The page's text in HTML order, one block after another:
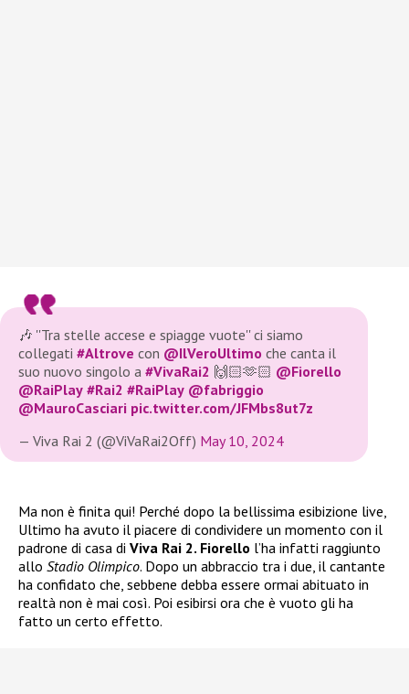
🎶 ''Tra stelle accese e spiagge vuote'' ci siamo
collegati #Altrove con @IlVeroUltimo che canta il
suo nuovo singolo a #VivaRai2 🙌🏻🫶🏻 @Fiorello
@RaiPlay #Rai2 #RaiPlay @fabriggio
@MauroCasciari pic.twitter.com/JFMbs8ut7z
— Viva Rai 2 (@ViVaRai2Off) May 10, 2024
Ma non è finita qui! Perché dopo la bellissima esibizione live,
Ultimo ha avuto il piacere di condividere un momento con il
padrone di casa di Viva Rai 2. Fiorello l’ha infatti raggiunto
allo Stadio Olimpico. Dopo un abbraccio tra i due, il cantante
ha confidato che, sebbene debba essere ormai abituato in
realtà non è mai così. Poi esibirsi ora che è vuoto gli ha
fatto un certo effetto.